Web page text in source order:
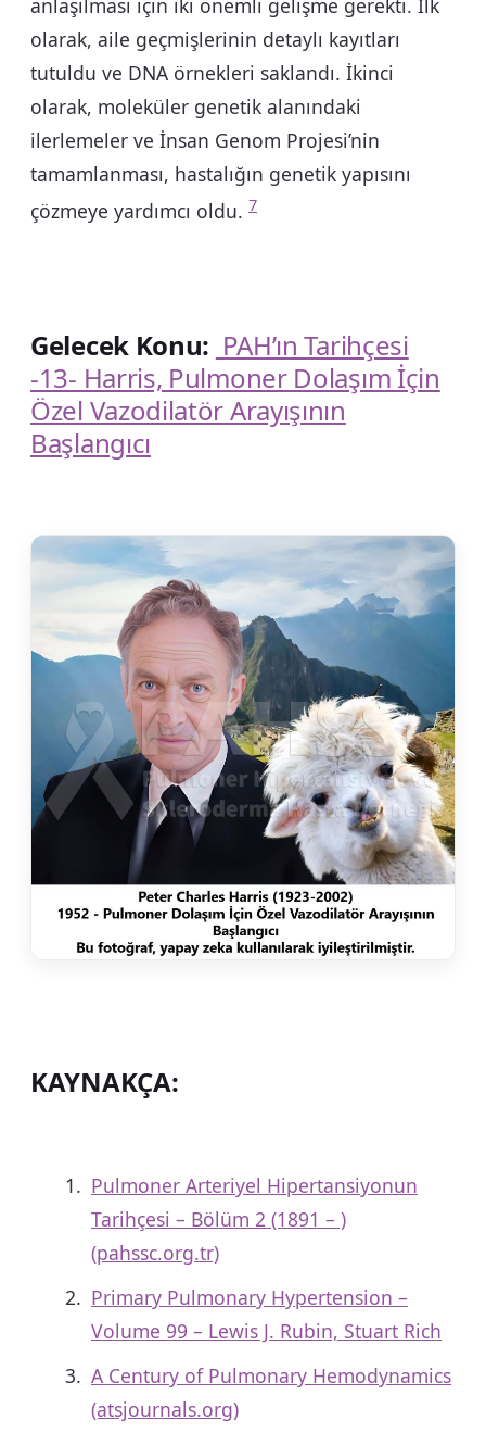
anlaşılması için iki önemli gelişme gerekti. İlk
olarak, aile geçmişlerinin detaylı kayıtları
tutuldu ve DNA örnekleri saklandı. İkinci
olarak, moleküler genetik alanındaki
ilerlemeler ve İnsan Genom Projesi’nin
tamamlanması, hastalığın genetik yapısını
çözmeye yardımcı oldu. 7
Gelecek Konu: PAH’ın Tarihçesi
-13- Harris, Pulmoner Dolaşım İçin
Özel Vazodilatör Arayışının
Başlangıcı
KAYNAKÇA:
Pulmoner Arteriyel Hipertansiyonun
Tarihçesi – Bölüm 2 (1891 – )
(pahssc.org.tr)
Primary Pulmonary Hypertension –
Volume 99 – Lewis J. Rubin, Stuart Rich
A Century of Pulmonary Hemodynamics
(atsjournals.org)